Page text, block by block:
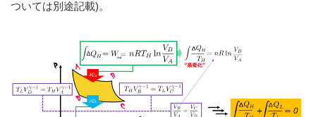
ついては別途記載)。